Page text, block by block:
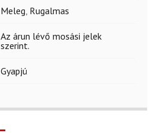
Meleg, Rugalmas
Az árun lévő mosási jelek
szerint.
Gyapjú